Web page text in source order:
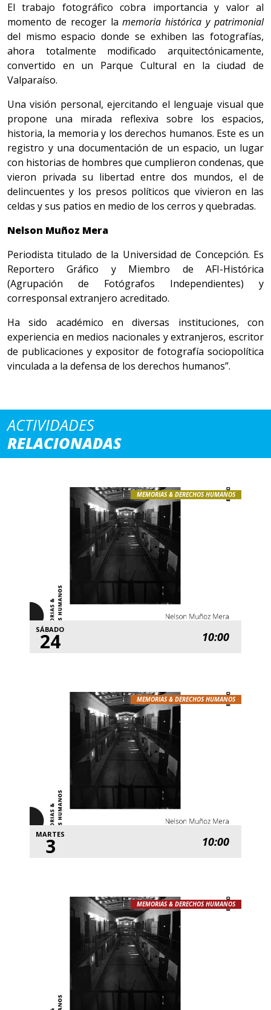
El trabajo fotográfico cobra importancia y valor al
momento de recoger lamemoria histórica y patrimonial
del mismo espacio donde se exhiben las fotografías,
ahora totalmente modificado arquitectónicamente,
convertido en un Parque Cultural en la ciudad de
Valparaíso.
Una visión personal, ejercitando el lenguaje visual que
propone una mirada reflexiva sobre los espacios,
historia, la memoria y los derechos humanos. Este es un
registro y una documentación de un espacio, un lugar
con historias de hombres que cumplieron condenas, que
vieron privada su libertad entre dos mundos, el de
delincuentes y los presos políticos que vivieron en las
celdas y sus patios en medio de los cerros y quebradas.
Nelson Muñoz Mera
Periodista titulado de la Universidad de Concepción. Es
Reportero Gráfico y Miembro de AFI-Histórica
(Agrupación de Fotógrafos Independientes) y
corresponsal extranjero acreditado.
Ha sido académico en diversas instituciones, con
experiencia en medios nacionales y extranjeros, escritor
de publicaciones y expositor de fotografía sociopolítica
vinculada a la defensa de los derechos humanos”.
ACTIVIDADES
RELACIONADAS
MEMORIAS & DERECHOS HUMANOS
SÁBADO
24 10:00
MEMORIAS & DERECHOS HUMANOS
MARTES
3 10:00
MEMORIAS & DERECHOS HUMANOS